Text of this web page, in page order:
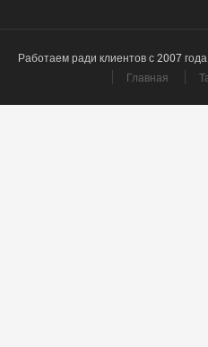
Работаем ради клиентов с 2007
Главная